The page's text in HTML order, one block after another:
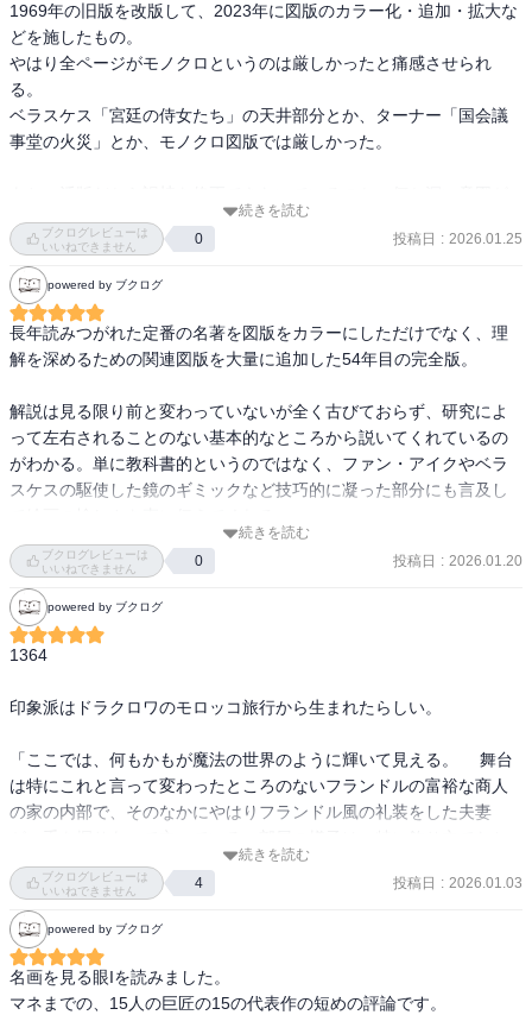
1969年の旧版を改版して、2023年に図版のカラー化・追加・拡大な
どを施したもの。
やはり全ページがモノクロというのは厳しかったと痛感させられ
る。
ベラスケス「宮廷の侍女たち」の天井部分とか、ターナー「国会議
事堂の火災」とか、モノクロ図版では厳しかった。
あるのかと勘ぐっていた箇所が誤植だったと確認できた（魔法陣→
魔方陣と修正されていた）。
カラーになってよりよくなったと思うが、本文の記述内容について
は旧版から素晴らしかったので感想は変わらない。
よって、その感想を再掲しておく。
読み継がれてきた名著だが、なるほど、格調が高い。
ファン・アイクからマネまで、15点の名画（画家）をピックアップ
して、各10ページ程度で論じる。
１　その絵で何が描かれているかを述べる。
２　テーマに即した比較対象の絵との類似点・相違点を述べる。
３　技術的な特長を述べる。
４　歴史的・宗教的な背景事情との関係に言及する。
５　結論としてその絵（画家）の現代における価値を述べる。
という感じ。もちろん前後することや変化をつけることはあるが、
「守破離」という印象を与える書きぶりで、そこに格調の高さを感
なんといっても「その絵について説明する」ことを序盤に行ってい
ることが素晴らしい。
当たり前のことと言いたいが、その当たり前を実践することがどれ
だけ難しいか。
絵に描かれたことを言語化する作業は手間もかかるし面倒だと思う
が、それを根気強く実践している。また、書き方によっては冗長
に、つまらないものになりがちだが、そこも手際よく処理している
と感じた。
こうした「基礎情報」がないと後に続く記述を読んでもピンとこな
続きを読む
ブクログレビューは
いいねできません
0 投稿日 : 2026.01.25
powered by ブクログ
長年読みつがれた定番の名著を図版をカラーにしただけでなく、理
解を深めるための関連図版を大量に追加した54年目の完全版。
解説は見る限り前と変わっていないが全く古びておらず、研究によ
って左右されることのない基本的なところから説いてくれているの
がわかる。単に教科書的というのではなく、ファン・アイクやベラ
スケスの駆使した鏡のギミックなど技巧的に凝った部分にも言及し
話の運び方がうまく、一見見た通りの絵だが実は奇妙なところがあ
る→その奇妙なところは実は……と意外性のある導入から謎解きす
るようにテーマやモチーフを教えてくれるので娯楽的な入門書とし
ても質が高い。
これに加えて歴史的背景もビシッと要を得ている書き方なので勉強
ページちょっとという短さ。不要を省いた洗練された文章家だ。
一巻はファン・アイクからマネまで。個々の作品に焦点を当てた点
続きを読む
ブクログレビューは
いいねできません
0 投稿日 : 2026.01.20
powered by ブクログ
1364
印象派はドラクロワのモロッコ旅行から生まれたらしい。
「ここでは、何もかもが魔法の世界のように輝いて見える。 　舞台
は特にこれと言って変わったところのないフランドルの富裕な商人
の家の内部で、そのなかにやはりフランドル風の礼装をした夫妻
も見えぬ質素なものだが、天井から吊り下げられた豪華なシャンデ
リアや、壁にかけられた凸面鏡、ふたりのあいだの床の上にその一
端を覗かせる多彩な敷物などに、この家の主人の趣味と財力とがう
かがわれる。しかもそのシャンデリアや敷物や、その他室内のひと
つひとつの調度品からふたりの人物の衣裳にいたるまで、何と精緻
に、見事に描き上げられていることだろうか。」
続きを読む
ブクログレビューは
いいねできません
4 投稿日 : 2026.01.03
powered by ブクログ
名画を見る眼Iを読みました。
マネまでの、15人の巨匠の15の代表作の短めの評論です。